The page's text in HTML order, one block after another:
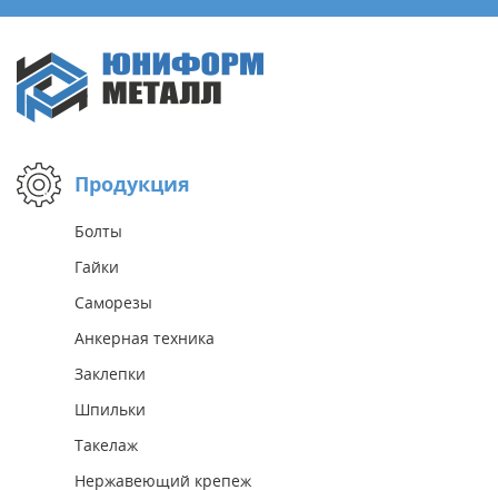
Продукция
Болты
Гайки
Саморезы
Анкерная техника
Заклепки
Шпильки
Такелаж
Нержавеющий крепеж